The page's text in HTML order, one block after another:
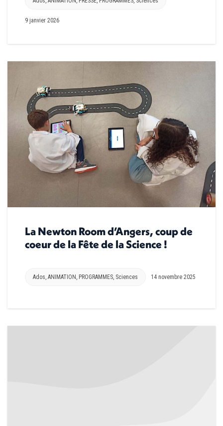
9 janvier 2026
La Newton Room d’Angers, coup de
coeur de la Fête de la Science !
Ados, ANIMATION , PROGRAMMES, Sciences 14 novembre 2025